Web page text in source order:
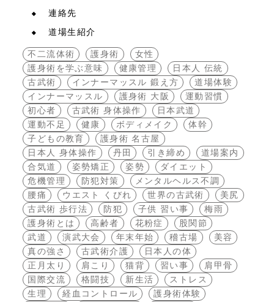
連絡先
道場生紹介
不二流体術 護身術
女性
護身術を学ぶ意味
健康管理
日本人 伝統
古武術
インナーマッスル 鍛え方
道場体験
インナーマッスル
護身術 大阪
運動習慣
初心者
古武術 身体操作
日本武道
運動不足
健康 ボディメイク
体幹
子どもの教育
護身術 名古屋
日本人 身体操作
丹田 引き締め
道場案内
合気道
姿勢矯正 姿勢
ダイエット
危機管理
防犯対策
メンタルヘルス不調
腰痛
ウエスト くびれ 世界の古武術
美尻
古武術 歩行法
防犯 子供 習い事
梅雨
護身術とは
高齢者 花粉症
股関節
武道
演武大会 年末年始 稽古場
美容
真の強さ
古武術介護
日本人の体
正月太り
肩こり 猫背 習い事
肩甲骨
国際交流
格闘技 新生活
ストレス
生理
経血コントロール
護身術体験